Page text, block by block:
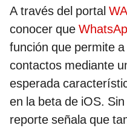
A través del portal
conocer que
función que permite
contactos mediante
esperada
en la beta de iOS.
reporte señala que